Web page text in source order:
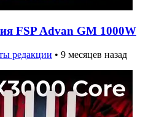
FSP Advan GM 1000W
редакции • 9 месяцев назад